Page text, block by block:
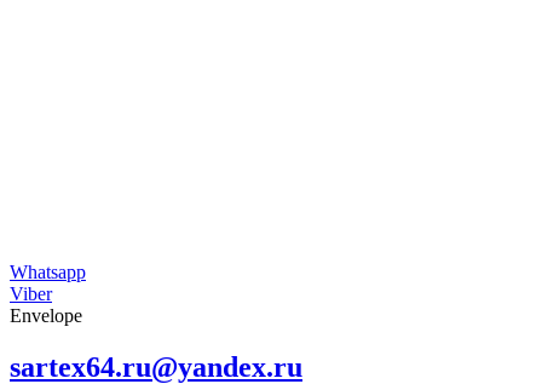
Whatsapp
Viber
Envelope
sartex64.ru@yandex.ru